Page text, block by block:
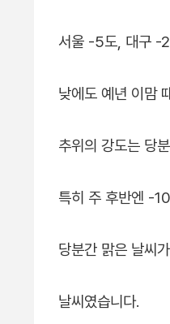
서울 -5도, 대구 -
낮에도 예년 이맘
추위의 강도는 당
특히 주 후반엔 -
당분간 맑은 날씨
날씨였습니다.